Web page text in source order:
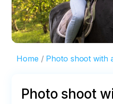
Home Photo shoot with
Photo shoot